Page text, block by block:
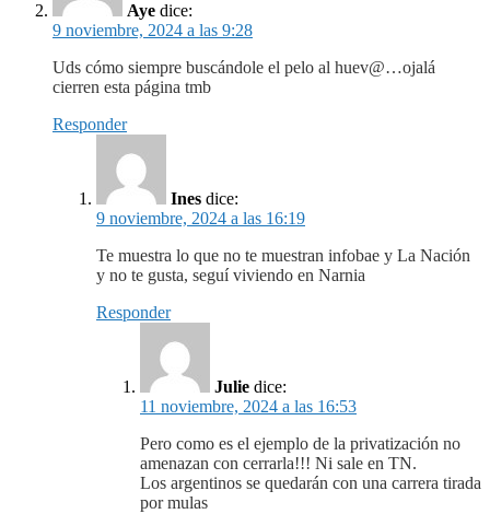
Aye dice:
9 noviembre, 2024 a las 9:28
Uds cómo siempre buscándole el pelo al huev@…ojalá
cierren esta página tmb
Responder
Ines dice:
9 noviembre, 2024 a las 16:19
Te muestra lo que no te muestran infobae y La Nación
y no te gusta, seguí viviendo en Narnia
Responder
Julie dice:
11 noviembre, 2024 a las 16:53
Pero como es el ejemplo de la privatización no
amenazan con cerrarla!!! Ni sale en TN.
Los argentinos se quedarán con una carrera tirada
por mulas